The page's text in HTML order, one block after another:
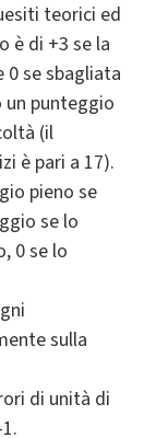
teorici ed
è di +3 se la
0 se sbagliata
un punteggio
(il
è pari a 17).
pieno se
se lo
0 se lo
sulla
di unità di